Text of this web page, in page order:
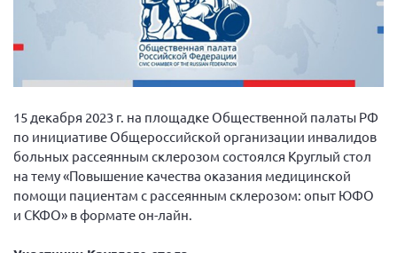
Информационная служба
Отдел международных отношений
Вице-президент Черненко Д.Е.
Вице-президент Чернова А.В.
Вице-президент Цикорин И.В.
Вице-президент Груба Л.В.
Главный бухгалтер Жаворонкова Г.М.
15 декабря 2023 г. на площадке Общественной палаты РФ
по инициативе Общероссийской организации инвалидов
больных рассеянным склерозом состоялся Круглый стол
на тему «Повышение качества оказания медицинской
помощи пациентам с рассеянным склерозом: опыт ЮФО
и СКФО» в формате он-лайн.